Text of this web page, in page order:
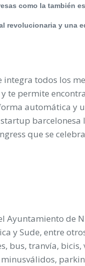
como la también
revolucionaria y una
integra todos los
te permite
automática y
barcelonesa
que se
Ayuntamiento de
y Sude, entre
bus, tranvía, bicis,